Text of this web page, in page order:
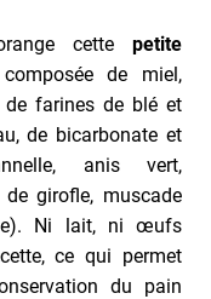
cette petite
de miel,
de farines de blé et
de bicarbonate et
anis vert,
girofle, muscade
Ni lait, ni œufs
ce qui permet
du pain